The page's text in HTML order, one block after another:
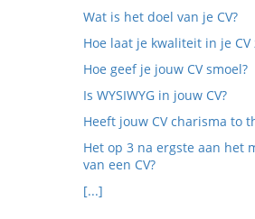
Wat is het doel van je CV?
Hoe laat je kwaliteit in je CV
Hoe geef je jouw CV smoel?
Is WYSIWYG in jouw CV?
Heeft jouw CV charisma to
Het op 3 na ergste aan het
van een CV?
[...]